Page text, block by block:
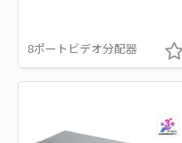
8ポートビデオ分配器